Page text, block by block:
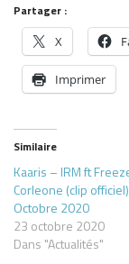
Partager :
X
Imprimer
Similaire
Kaaris – IRM ft
Corleone (clip
Octobre 2020
23 octobre 2020
Dans "Actualités"